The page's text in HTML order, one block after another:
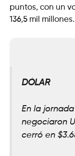
puntos, con un
136,5 mil millones.
DÓLAR
En la
negociaron
cerró en